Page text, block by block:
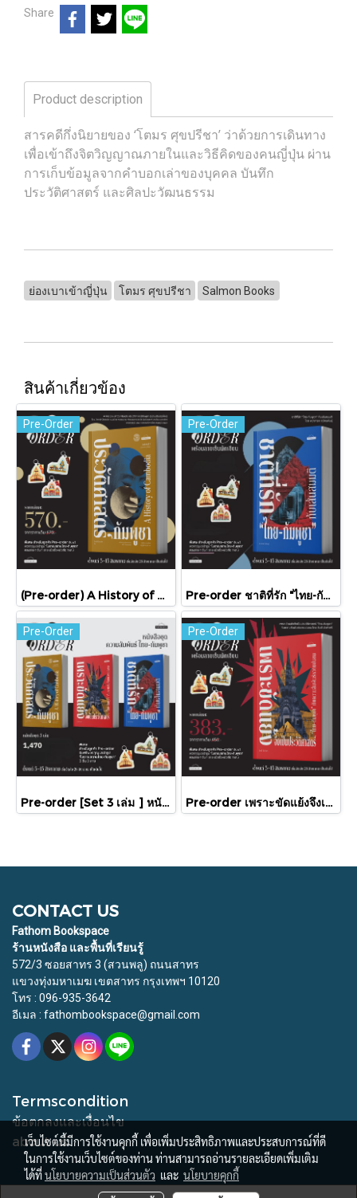
Share
Product description
สารคดีกึ่งนิยายของ ‘โตมร ศุขปรีชา’ ว่าด้วยการเดินทาง
เพื่อเข้าถึงจิตวิญญาณภายในและวิธีคิดของคนญี่ปุ่น ผ่าน
การเก็บข้อมูลจากคำบอกเล่าของบุคคล บันทึก
ประวัติศาสตร์ และศิลปะวัฒนธรรม
ย่องเบาเข้าญี่ปุ่น โตมร ศุขปรีชา Salmon Books
สินค้าเกี่ยวข้อง
Pre-Order
(Pre-order) A History of Cambodia ประวัติศาสตร์กัมพูชา (ฉบับปรับปรุงใหม่) / David Chandler / มติชน
Pre-Order
Pre-order ชาติที่รัก "ไทย-กัมพูชา" กับเส้นสมมติ / พวงทอง ภวัครพันธุ์ / มติชน
Pre-Order
Pre-order [Set 3 เล่ม ] หนังสือชุดความสัมพันธ์ "ไทย-กัมพูชา" / มติชน
Pre-Order
Pre-order เพราะขัดแย้งจึงเป็นประวัติศาสตร์ "ไทย-กัมพูชา" กับความสัมพันธ์หวานปนขม / มติชน
CONTACT US
Fathom Bookspace
ร้านหนังสือ และพื้นที่เรียนรู้
572/3 ซอยสาทร 3 (สวนพลู) ถนนสาทร
แขวงทุ่งมหาเมฆ เขตสาทร กรุงเทพฯ 10120
โทร : 096-935-3642
อีเมล : fathombookspace@gmail.com
Termscondition
ข้อตกลงและเงื่อนไข
about us
เว็บไซต์นี้มีการใช้งานคุกกี้ เพื่อเพิ่มประสิทธิภาพและประสบการณ์ที่ดี
ในการใช้งานเว็บไซต์ของท่าน ท่านสามารถอ่านรายละเอียดเพิ่มเติม
ได้ที่นโยบายความเป็นส่วนตัว และ นโยบายคุกกี้